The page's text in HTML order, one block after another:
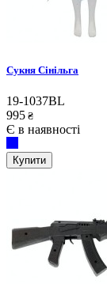
Сукня Сінільга
19-1037BL
995 ₴
Є в наявності
Купити